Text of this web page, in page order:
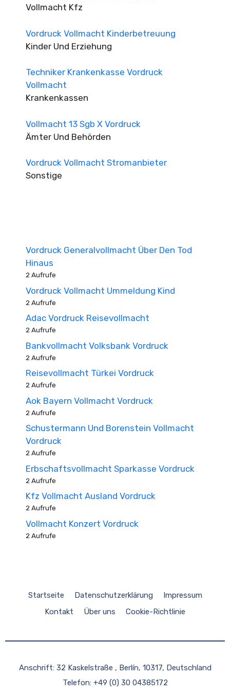
Vollmacht Kfz
Vordruck Vollmacht Kinderbetreuung
Kinder Und Erziehung
Techniker Krankenkasse Vordruck
Vollmacht
Krankenkassen
Vollmacht 13 Sgb X Vordruck
Ämter Und Behörden
Vordruck Vollmacht Stromanbieter
Sonstige
Vordruck Generalvollmacht Über Den Tod
Hinaus
2 Aufrufe
Vordruck Vollmacht Ummeldung Kind
2 Aufrufe
Adac Vordruck Reisevollmacht
2 Aufrufe
Bankvollmacht Volksbank Vordruck
2 Aufrufe
Reisevollmacht Türkei Vordruck
2 Aufrufe
Aok Bayern Vollmacht Vordruck
2 Aufrufe
Schustermann Und Borenstein Vollmacht
Vordruck
2 Aufrufe
Erbschaftsvollmacht Sparkasse Vordruck
2 Aufrufe
Kfz Vollmacht Ausland Vordruck
2 Aufrufe
Vollmacht Konzert Vordruck
2 Aufrufe
Startseite Datenschutzerklärung
Impressum
Kontakt
Über uns Cookie-Richtlinie
Anschrift: 32 Kaskelstraße , Berlín, 10317, Deutschland
Telefon: +49 (0) 30 04385172